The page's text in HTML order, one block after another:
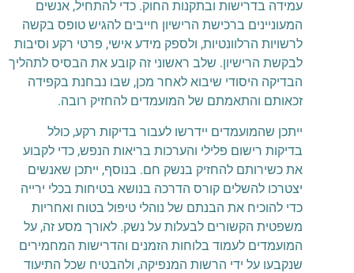
עמידה בדרישות ובתקנות החוק. כדי להתחיל, אנשים
המעוניינים ברכישת הרישיון חייבים להגיש טופס בקשה
לרשויות הרלוונטיות, ולספק מידע אישי, פרטי רקע וסיבות
לבקשת הרישיון. שלב ראשוני זה קובע את הבסיס לתהליך
הבדיקה היסודי שיבוא לאחר מכן, שבו נבחנת בקפידה
זכאותם והתאמתם של המועמדים להחזיק רובה.
ייתכן שהמועמדים יידרשו לעבור בדיקות רקע, כולל
בדיקות רישום פלילי והערכות בריאות הנפש, כדי לקבוע
את כשירותם להחזיק בנשק חם. בנוסף, ייתכן שאנשים
יצטרכו להשלים קורס הדרכה בנושא בטיחות בכלי ירייה
כדי להוכיח את הבנתם של נוהלי טיפול בטוח ואחריות
משפטית הקשורים לבעלות על נשק. לאורך מסע זה, על
המועמדים לעמוד בלוחות הזמנים והדרישות המחמירים
שנקבעו על ידי הרשות המנפיקה, ולהבטיח שכל התיעוד